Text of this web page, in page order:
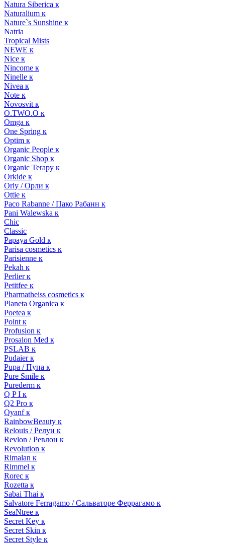
Natura Siberica к
Naturalium к
Nature`s Sunshine к
Natria
Tropical Mists
NEWE к
Nice к
Nincome к
Ninelle к
Nivea к
Note к
Novosvit к
O.TWO.O к
Omga к
One Spring к
Optim к
Organic People к
Organic Shop к
Organic Terapy к
Orkide к
Orly / Орли к
Ottie к
Paco Rabanne / Пако Рабанн к
Pani Walewska к
Chic
Classic
Papaya Gold к
Parisa cosmetics к
Parisienne к
Pekah к
Perlier к
Petitfee к
Pharmatheiss cosmetics к
Planeta Organica к
Poetea к
Point к
Profusion к
Prosalon Med к
PSLAB к
Pudaier к
Pupa / Пупа к
Pure Smile к
Purederm к
Q P I к
Q2 Pro к
Qyanf к
RainbowBeauty к
Relouis / Релуи к
Revlon / Ревлон к
Revolution к
Rimalan к
Rimmel к
Rorec к
Rozetta к
Sabai Thai к
Salvatore Ferragamo / Сальваторе Феррагамо к
SeaNtree к
Secret Key к
Secret Skin к
Secret Style к